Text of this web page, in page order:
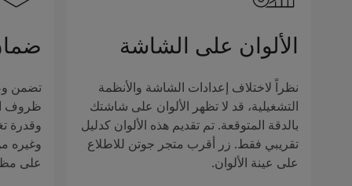
الألوان على الشاشة
نظراً لاختلاف إعدادات الشاشة والأنظمة
التشغيلية، قد لا تظهر الألوان على شاشتك
بالدقة المتوقعة. تم تقديم هذه الألوان كدليل
تقريبي فقط. زر أقرب متجر جوتن للاطلاع
على عينة الألوان.
تضمن
ظروف
وقدرة
وغيره
على